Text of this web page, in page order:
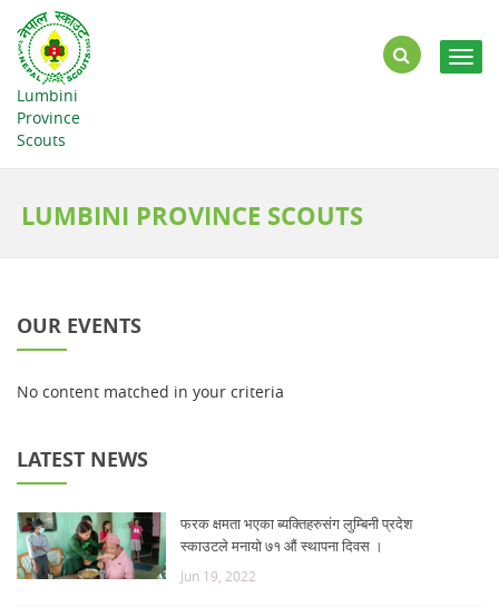
Lumbini
Province
Scouts
LUMBINI PROVINCE SCOUTS
OUR EVENTS
No content matched in your criteria
LATEST NEWS
फरक क्षमता भएका ब्यक्तिहरुसंग लुम्बिनी प्रदेश
स्काउटले मनायो ७१ औं स्थापना दिवस ।
Jun 19, 2022